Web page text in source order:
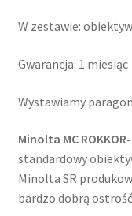
W zestawie:
Gwarancja: 1 miesiąc
Wystawiamy
Minolta MC
standardowy
Minolta SR
bardzo dobrą